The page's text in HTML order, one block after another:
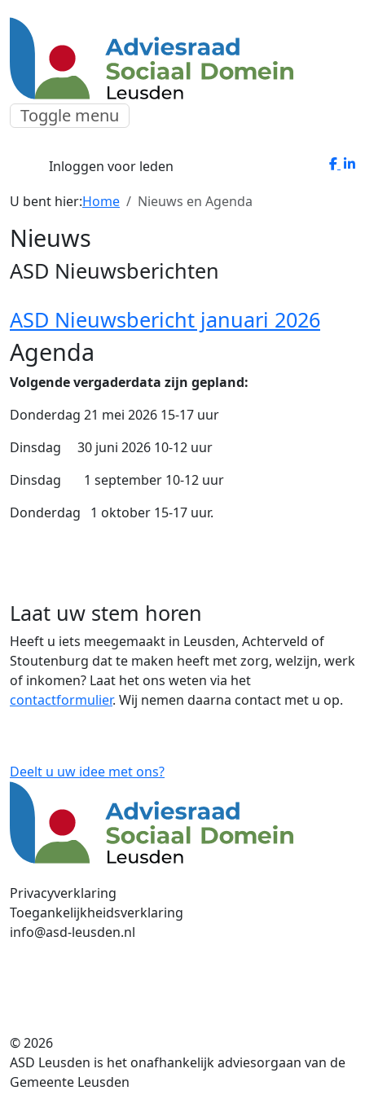
Toggle menu
Inloggen voor leden
U bent hier:Home Nieuws en Agenda
Nieuws
ASD Nieuwsberichten
ASD Nieuwsbericht januari 2026
Agenda
Volgende vergaderdata zijn gepland:
Donderdag 21 mei 2026 15-17 uur
Dinsdag 30 juni 2026 10-12 uur
Dinsdag 1 september 10-12 uur
Donderdag 1 oktober 15-17 uur.
Laat uw stem horen
Heeft u iets meegemaakt in Leusden, Achterveld of
Stoutenburg dat te maken heeft met zorg, welzijn, werk
of inkomen? Laat het ons weten via het
contactformulier. Wij nemen daarna contact met u op.
Deelt u uw idee met ons?
Privacyverklaring
Toegankelijkheidsverklaring
info@asd-leusden.nl
© 2026
ASD Leusden is het onafhankelijk adviesorgaan van de
Gemeente Leusden